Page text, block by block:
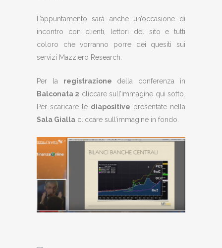
L’appuntamento sarà anche un’occasione di
incontro con clienti, lettori del sito e tutti
coloro che vorranno porre dei quesiti sui
servizi Mazziero Research.
Per la registrazione della conferenza in
Balconata 2 cliccare sull’immagine qui sotto.
Per scaricare le diapositive presentate nella
Sala Gialla cliccare sull’immagine in fondo.